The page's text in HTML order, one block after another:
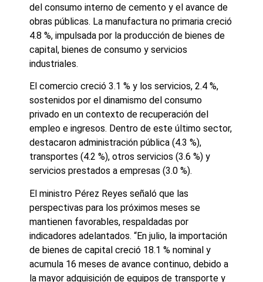
del consumo interno de cemento y el avance de
obras públicas. La manufactura no primaria creció
4.8 %, impulsada por la producción de bienes de
capital, bienes de consumo y servicios
industriales.
El comercio creció 3.1 % y los servicios, 2.4 %,
sostenidos por el dinamismo del consumo
privado en un contexto de recuperación del
empleo e ingresos. Dentro de este último sector,
destacaron administración pública (4.3 %),
transportes (4.2 %), otros servicios (3.6 %) y
servicios prestados a empresas (3.0 %).
El ministro Pérez Reyes señaló que las
perspectivas para los próximos meses se
mantienen favorables, respaldadas por
indicadores adelantados. “En julio, la importación
de bienes de capital creció 18.1 % nominal y
acumula 16 meses de avance continuo, debido a
la mayor adquisición de equipos de transporte y